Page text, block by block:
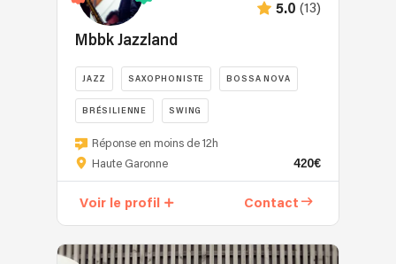
5.0 (13)
Mbbk Jazzland
JAZZ SAXOPHONISTE BOSSA NOVA
BRÉSILIENNE SWING
Réponse en moins de 12h
Haute Garonne
420€
Voir le profil Contact